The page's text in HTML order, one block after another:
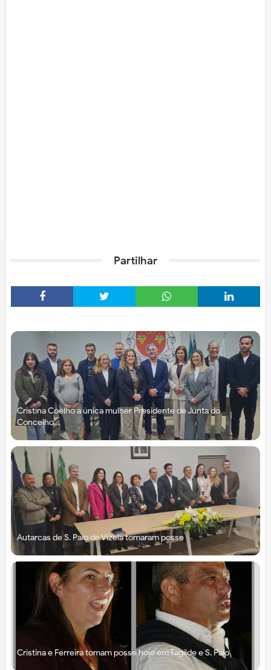
Partilhar
Cristina Coelho a única mulher Presidente de Junta do
Concelho
Autarcas de S. Paio de Vizela tomaram posse
Cristina e Ferreira tomam posse hoje em Tagilde e S. Paio